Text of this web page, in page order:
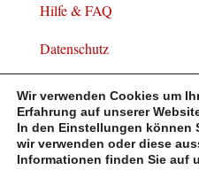
Hilfe & FAQ
Datenschutz
Wir verwenden Cookies um
Erfahrung auf unserer
In den Einstellungen können
wir verwenden oder diese
Informationen finden Sie auf